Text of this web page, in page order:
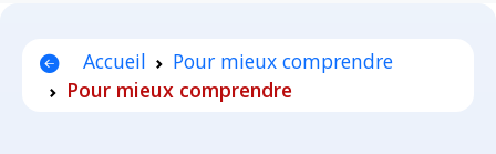
Accueil
Pour mieux comprendre
Pour mieux comprendre